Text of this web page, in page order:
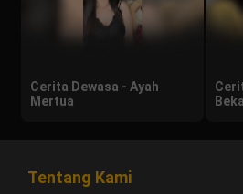
Cerita Dewasa - Ayah
Mertua
Tentang Kami